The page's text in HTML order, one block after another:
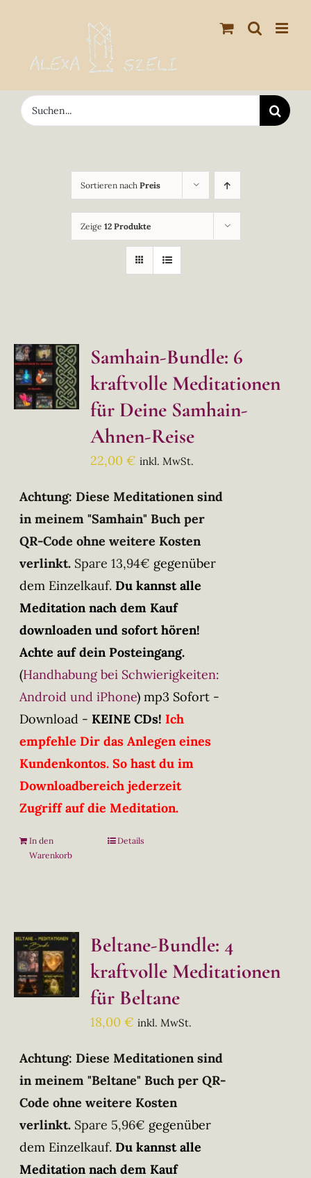
springen
Suche
nach:
Sortieren nach Preis
Zeige 12 Produkte
Samhain-Bundle: 6
kraftvolle Meditationen
für Deine Samhain-
Ahnen-Reise
22,00€ inkl. MwSt.
Achtung: Diese Meditationen sind
in meinem "Samhain" Buch per
QR-Code ohne weitere Kosten
verlinkt. Spare 13,94€ gegenüber
dem Einzelkauf. Du kannst alle
Meditation nach dem Kauf
downloaden und sofort hören!
Achte auf dein Posteingang.
(Handhabung bei Schwierigkeiten:
Android und iPhone) mp3 Sofort -
Download - KEINE CDs! Ich
empfehle Dir das Anlegen eines
Kundenkontos. So hast du im
Downloadbereich jederzeit
Zugriff auf die Meditation.
In den
Warenkorb
Details
Beltane-Bundle: 4
kraftvolle Meditationen
für Beltane
18,00€ inkl. MwSt.
Achtung: Diese Meditationen sind
in meinem "Beltane" Buch per QR-
Code ohne weitere Kosten
verlinkt. Spare 5,96€ gegenüber
dem Einzelkauf. Du kannst alle
Meditation nach dem Kauf